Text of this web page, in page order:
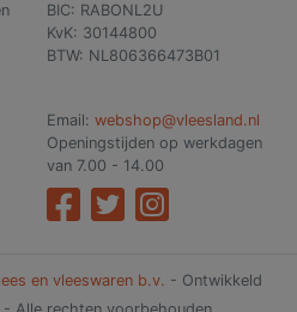
BIC: RABONL2U
KvK: 30144800
BTW: NL806366473B01
Email: webshop@vleesland.nl
Openingstijden op werkdagen
van 7.00 - 14.00
en vleeswaren b.v. - Ontwikkeld